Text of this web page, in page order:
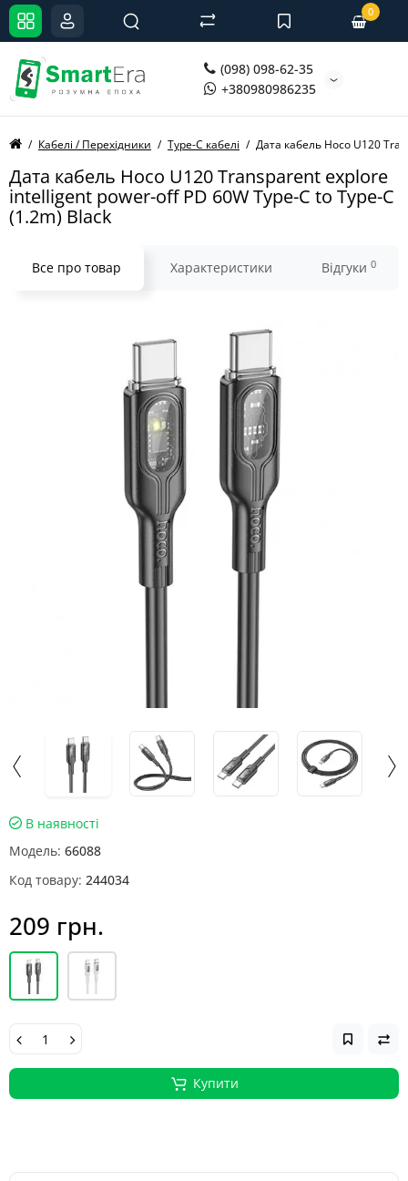
(098) 098-62-35
+380980986235
0
Кабелі / Перехідники Type-C кабелі Дата кабель Hoco U120
Дата кабель Hoco U120 Transparent explore
intelligent power-off PD 60W Type-C to Type-C
(1.2m) Black
Все про товар Характеристики Відгуки 0
В наявності
Модель: 66088
Код товару: 244034
209 грн.
Купити